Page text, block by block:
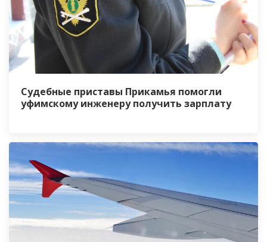
Судебные приставы Прикамья помогли
уфимскому инженеру получить зарплату